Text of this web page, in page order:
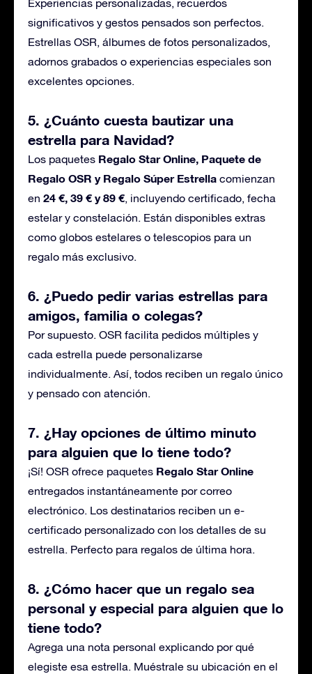
Experiencias personalizadas, recuerdos
significativos y gestos pensados son perfectos.
Estrellas OSR, álbumes de fotos personalizados,
adornos grabados o experiencias especiales son
excelentes opciones.
5. ¿Cuánto cuesta bautizar una
estrella para Navidad?
Los paquetes Regalo Star Online, Paquete de
Regalo OSR y Regalo Súper Estrella comienzan
en 24 €, 39 € y 89 €, incluyendo certificado, fecha
estelar y constelación. Están disponibles extras
como globos estelares o telescopios para un
regalo más exclusivo.
6. ¿Puedo pedir varias estrellas para
amigos, familia o colegas?
Por supuesto. OSR facilita pedidos múltiples y
cada estrella puede personalizarse
individualmente. Así, todos reciben un regalo único
y pensado con atención.
7. ¿Hay opciones de último minuto
para alguien que lo tiene todo?
¡Sí! OSR ofrece paquetes Regalo Star Online
entregados instantáneamente por correo
electrónico. Los destinatarios reciben un e-
certificado personalizado con los detalles de su
estrella. Perfecto para regalos de última hora.
8. ¿Cómo hacer que un regalo sea
personal y especial para alguien que lo
tiene todo?
Agrega una nota personal explicando por qué
elegiste esa estrella. Muéstrale su ubicación en el